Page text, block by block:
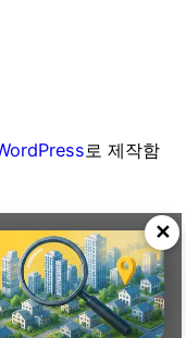
로 제작함
✕